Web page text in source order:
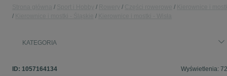
KATEGORIA
ID: 1057164134 Wyświetlenia: